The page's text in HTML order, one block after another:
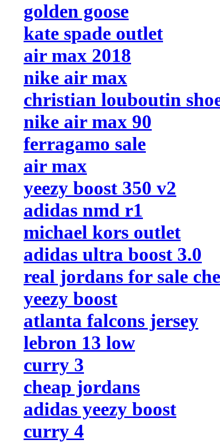
golden goose
kate spade outlet
air max 2018
nike air max
christian louboutin
nike air max 90
ferragamo sale
air max
yeezy boost 350 v2
adidas nmd r1
michael kors outlet
adidas ultra boost 3.0
real jordans for sale
yeezy boost
atlanta falcons jersey
lebron 13 low
curry 3
cheap jordans
adidas yeezy boost
curry 4